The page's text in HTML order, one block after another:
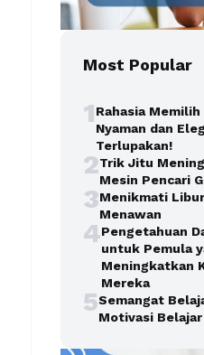
Most Popular
1Rahasia
Nyaman dan
Terlupakan!
2Trik Jitu
Mesin Pencari
3Menikmati
Menawan
4Pengetahuan
untuk Pemula
Meningkatkan
Mereka
5Semangat
Motivasi